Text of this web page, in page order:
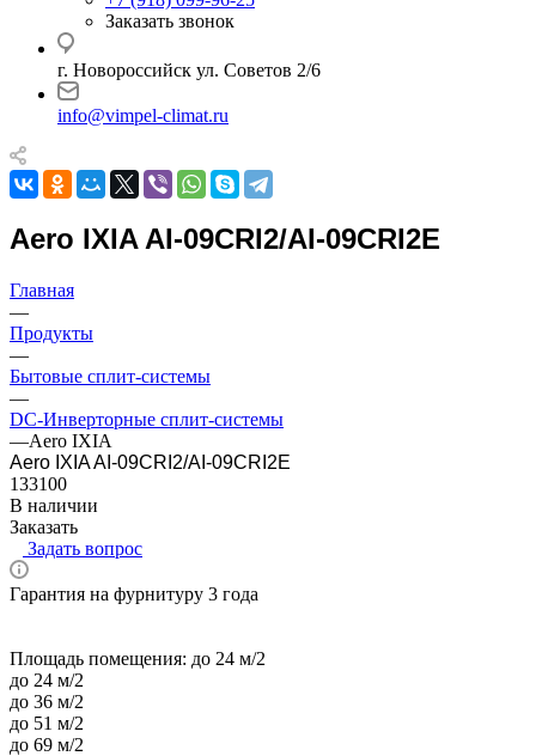
Заказать звонок
г. Новороссийск ул. Советов 2/6
info@vimpel-climat.ru
Aero IXIA AI-09CRI2/AI-09CRI2E
Главная
—
Продукты
—
Бытовые сплит-системы
—
DC-Инверторные сплит-системы
—Aero IXIA
Aero IXIA AI-09CRI2/AI-09CRI2E
133100
В наличии
Заказать
Задать вопрос
Гарантия на фурнитуру 3 года
Площадь помещения: до 24 м/2
до 24 м/2
до 36 м/2
до 51 м/2
до 69 м/2